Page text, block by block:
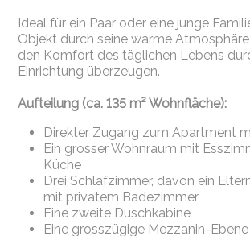
Ideal für ein Paar oder eine junge
Objekt durch seine warme
den Komfort des täglichen Lebens
Einrichtung überzeugen.
Aufteilung (ca. 135 m² Wohnfläche):
Direkter Zugang zum Apartment
Ein grosser Wohnraum mit
Küche
Drei Schlafzimmer, davon ein
mit privatem Badezimmer
Eine zweite Duschkabine
Eine grosszügige Mezzanin-